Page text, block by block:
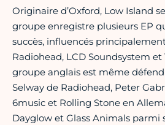
Originaire d’Oxford, Low Island
groupe enregistre plusieurs EP
succès, influencés
Radiohead, LCD Soundsystem
groupe anglais est même
Selway de Radiohead, Peter
6music et Rolling Stone en
Dayglow et Glass Animals parmi